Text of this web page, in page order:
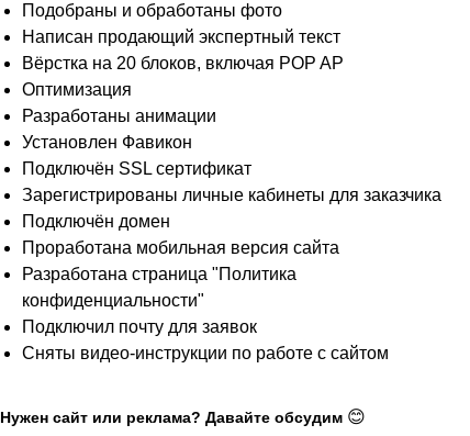
Подобраны и обработаны фото
Написан продающий экспертный текст
Вёрстка на 20 блоков, включая POP AP
Оптимизация
Разработаны анимации
Установлен Фавикон
Подключён SSL сертификат
Зарегистрированы личные кабинеты для заказчика
Подключён домен
Проработана мобильная версия сайта
Разработана страница "Политика
конфиденциальности"
Подключил почту для заявок
Сняты видео-инструкции по работе с сайтом
Нужен сайт или реклама? Давайте обсудим 😊